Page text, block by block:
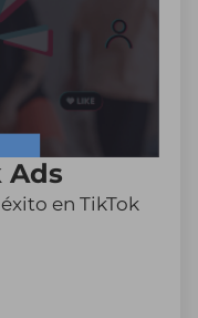
Ads
en TikTok